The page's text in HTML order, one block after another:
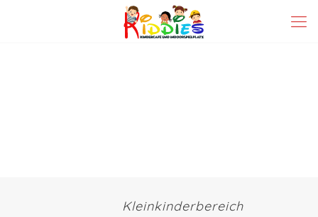
Kleinkinderbereich